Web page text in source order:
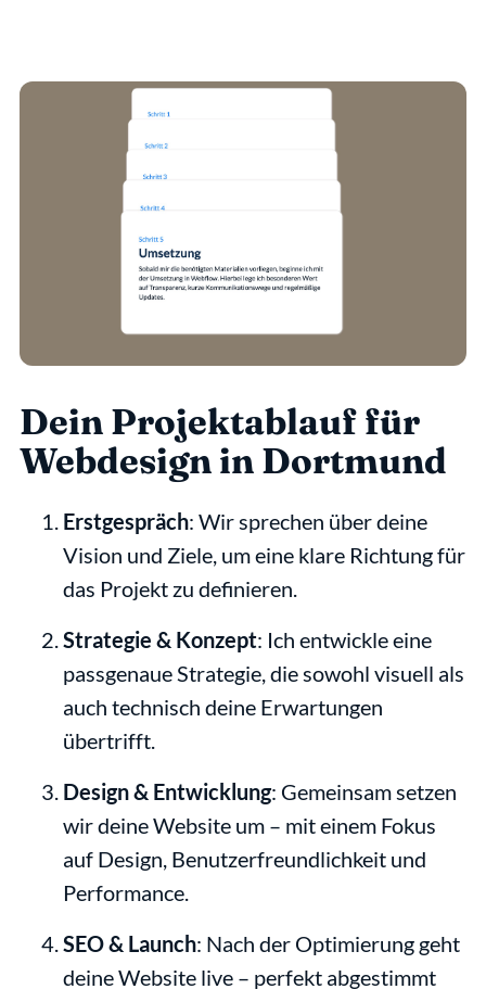
Dein Projektablauf für
Webdesign in Dortmund
Erstgespräch: Wir sprechen über deine
Vision und Ziele, um eine klare Richtung für
das Projekt zu definieren.
Strategie & Konzept: Ich entwickle eine
passgenaue Strategie, die sowohl visuell als
auch technisch deine Erwartungen
übertrifft.
Design & Entwicklung: Gemeinsam setzen
wir deine Website um – mit einem Fokus
auf Design, Benutzerfreundlichkeit und
Performance.
SEO & Launch: Nach der Optimierung geht
deine Website live – perfekt abgestimmt